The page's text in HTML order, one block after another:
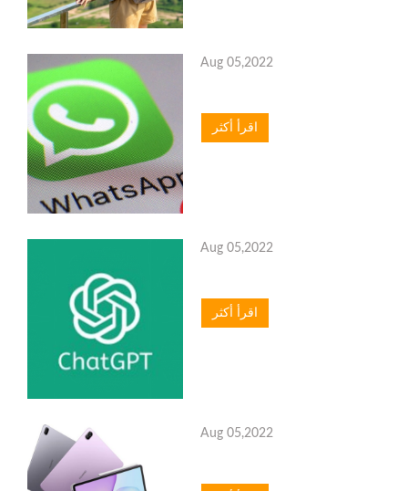
Aug 05,2022
اقرأ أكثر
Aug 05,2022
اقرأ أكثر
Aug 05,2022